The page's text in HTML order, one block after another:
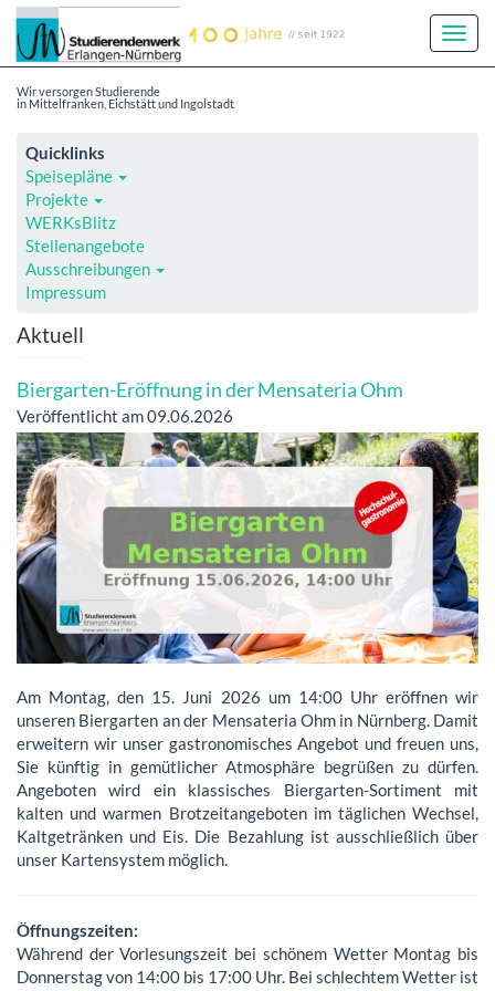
Wir versorgen Studierende
in Mittelfranken, Eichstätt und Ingolstadt
Quicklinks
Speisepläne
Projekte
WERKsBlitz
Stellenangebote
Ausschreibungen
Impressum
Aktuell
Biergarten-Eröffnung in der Mensateria Ohm
Veröffentlicht am 09.06.2026
Am Montag, den 15. Juni 2026 um 14:00 Uhr eröffnen wir
unseren Biergarten an der Mensateria Ohm in Nürnberg. Damit
erweitern wir unser gastronomisches Angebot und freuen uns,
Sie künftig in gemütlicher Atmosphäre begrüßen zu dürfen.
Angeboten wird ein klassisches Biergarten-Sortiment mit
kalten und warmen Brotzeitangeboten im täglichen Wechsel,
Kaltgetränken und Eis. Die Bezahlung ist ausschließlich über
unser Kartensystem möglich.
Öffnungszeiten:
Während der Vorlesungszeit bei schönem Wetter Montag bis
Donnerstag von 14:00 bis 17:00 Uhr. Bei schlechtem Wetter ist